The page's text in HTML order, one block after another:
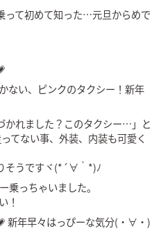
って初めて知った…元旦からめで
ない、ピンクのタクシー！新年
かれました？このタクシー…」と
てない事、外装、内装も可愛く
そうですヾ(*´∀｀*)ﾉ
っちゃいました。
！
新年早々はっぴーな気分(・∀・)